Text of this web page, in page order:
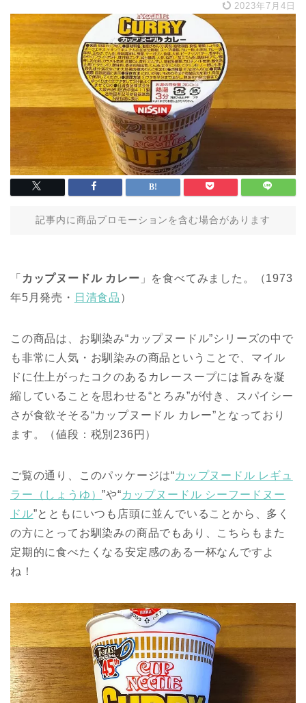
2023年7月4日
記事内に商品プロモーションを含む場合があります
「 カップヌードル カレー 」を食べてみました。（1973
年5月発売・ 日清食品 ）
この商品は、お馴染み“カップヌードル”シリーズの中で
も非常に人気・お馴染みの商品ということで、マイル
ドに仕上がったコクのあるカレースープには旨みを凝
縮していることを思わせる“とろみ”が付き、スパイシー
さが食欲そそる“カップヌードル カレー”となっており
ます。（値段：税別236円）
ご覧の通り、このパッケージは“カップヌードル レギュ
ラー（しょうゆ）”や“カップヌードル シーフードヌー
ドル”とともにいつも店頭に並んでいることから、多く
の方にとってお馴染みの商品でもあり、こちらもまた
定期的に食べたくなる安定感のある一杯なんですよ
ね！